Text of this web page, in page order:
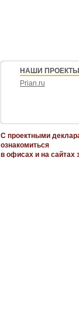
НАШИ ПРОЕКТЫ
Prian.ru
С проектными
ознакомиться
в офисах и на сайтах